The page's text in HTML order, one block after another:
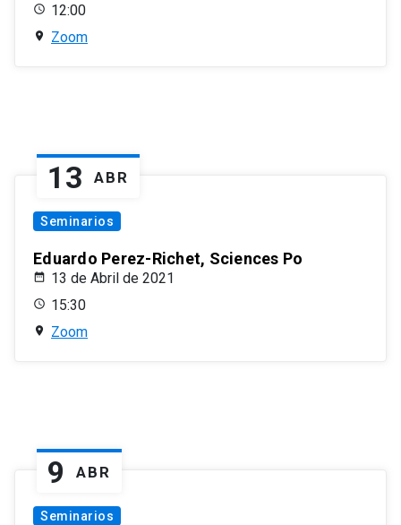
12:00
Zoom
13 ABR
Seminarios
Eduardo Perez-Richet, Sciences Po
13 de Abril de 2021
15:30
Zoom
9 ABR
Seminarios